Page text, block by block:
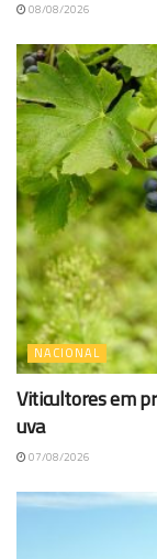
08/08/2026
NACIONAL
Viticultores em
uva
07/08/2026